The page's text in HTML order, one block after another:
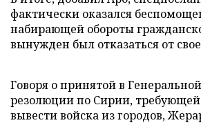
фактически оказался
набирающей обороты
вынужден был отказаться от
Говоря о принятой в
резолюции по Сирии,
вывести войска из городов,